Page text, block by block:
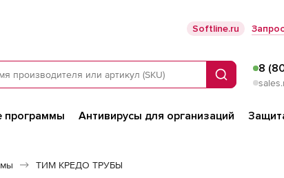
Softline.ru
Поиск
8
Антивирусы для организаций
ТИМ КРЕДО ТРУБЫ